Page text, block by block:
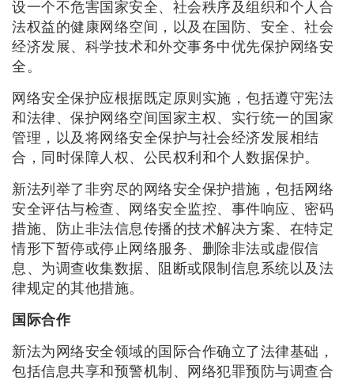
设一个不危害国家安全、社会秩序及组织和个人合
法权益的健康网络空间，以及在国防、安全、社会
经济发展、科学技术和外交事务中优先保护网络安
全。
网络安全保护应根据既定原则实施，包括遵守宪法
和法律、保护网络空间国家主权、实行统一的国家
管理，以及将网络安全保护与社会经济发展相结
合，同时保障人权、公民权利和个人数据保护。
新法列举了非穷尽的网络安全保护措施，包括网络
安全评估与检查、网络安全监控、事件响应、密码
措施、防止非法信息传播的技术解决方案、在特定
情形下暂停或停止网络服务、删除非法或虚假信
息、为调查收集数据、阻断或限制信息系统以及法
律规定的其他措施。
国际合作
新法为网络安全领域的国际合作确立了法律基础，
包括信息共享和预警机制、网络犯罪预防与调查合